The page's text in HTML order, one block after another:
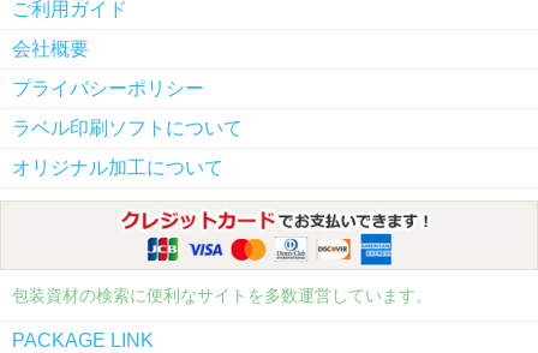
ご利用ガイド
会社概要
プライバシーポリシー
ラベル印刷ソフトについて
オリジナル加工について
包装資材の検索に便利なサイトを多数運営しています。
PACKAGE LINK